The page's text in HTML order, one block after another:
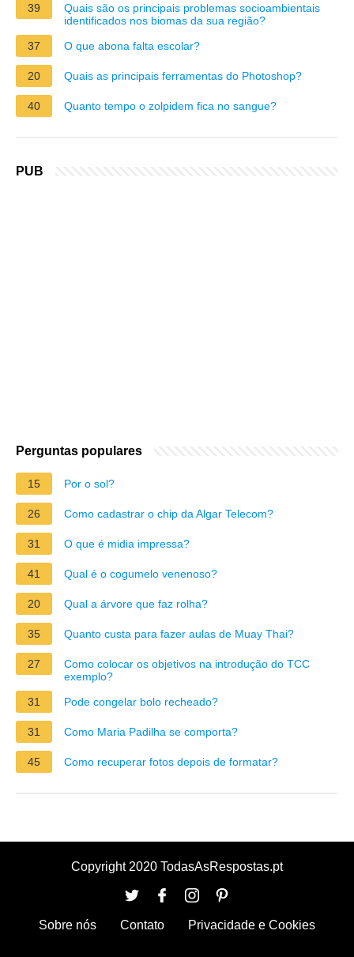
39
Quais são os principais problemas socioambientais
identificados nos biomas da sua região?
37
O que abona falta escolar?
20 Quais as principais ferramentas do Photoshop?
40 Quanto tempo o zolpidem fica no sangue?
PUB
Perguntas populares
15 Por o sol?
26 Como cadastrar o chip da Algar Telecom?
31 O que é midia impressa?
41 Qual é o cogumelo venenoso?
20 Qual a árvore que faz rolha?
35 Quanto custa para fazer aulas de Muay Thai?
27
Como colocar os objetivos na introdução do TCC
exemplo?
31
Pode congelar bolo recheado?
31 Como Maria Padilha se comporta?
45 Como recuperar fotos depois de formatar?
Copyright 2020 TodasAsRespostas.pt
Sobre nós Contato Privacidade e Cookies